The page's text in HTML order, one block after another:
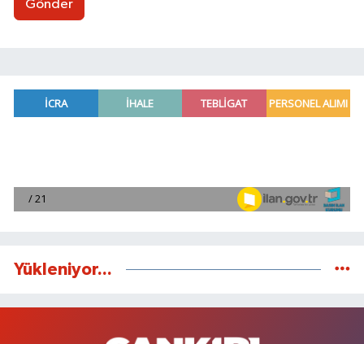
Gönder
Yükleniyor...